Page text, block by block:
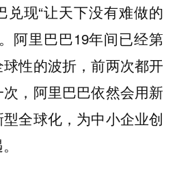
兑现“让天下没有难做的
阿里巴巴19年间已经第
性的波折，前两次都开
，阿里巴巴依然会用新
全球化，为中小企业创